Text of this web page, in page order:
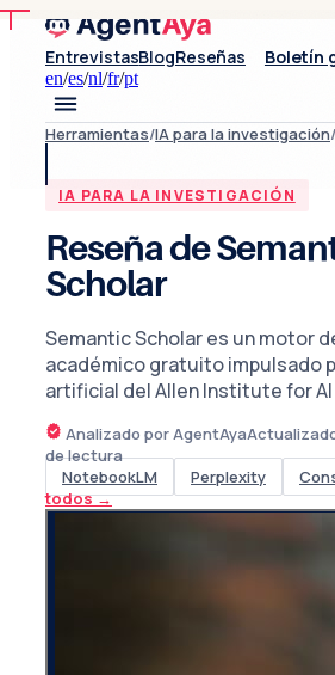
EntrevistasBlogReseñas Boletín
en/es/nl/fr/pt
Herramientas/IA para la investigación/
IA PARA LA INVESTIGACIÓN
Reseña de
Scholar
Semantic Scholar es un motor
académico gratuito impulsado
artificial del Allen Institute for AI
Analizado por AgentAya
de lectura
NotebookLM
Perplexity
todos→